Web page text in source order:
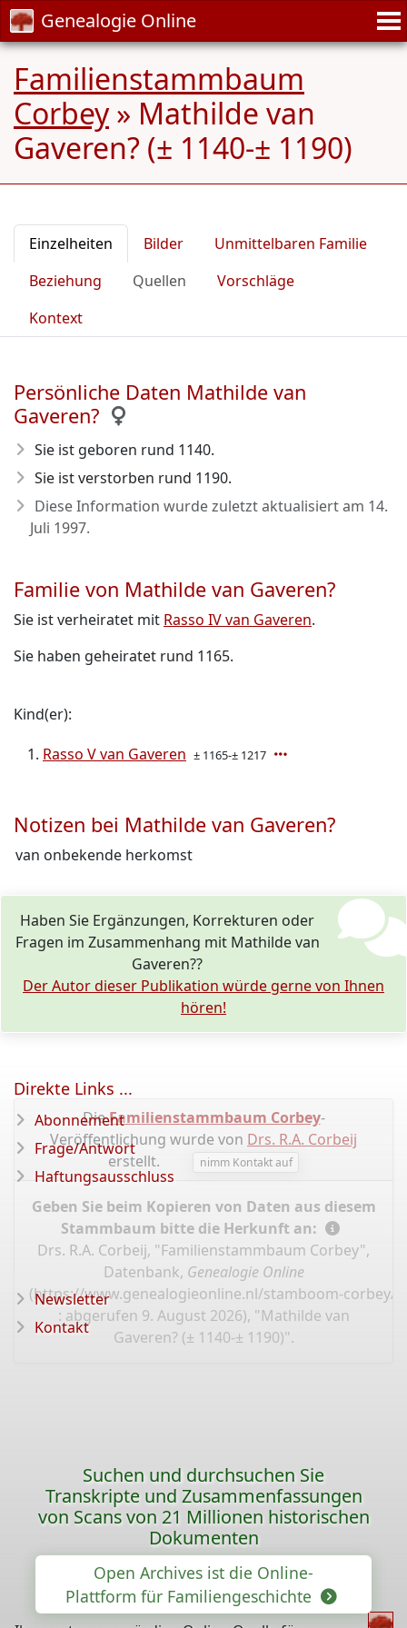
Genealogie Online
Familienstammbaum
Corbey» Mathilde van
Gaveren? (± 1140-± 1190)
Einzelheiten Bilder
Unmittelbaren Familie
Beziehung
Quellen
Vorschläge
Kontext
Persönliche Daten Mathilde van
Gaveren?
Sie ist geboren rund 1140.
Sie ist verstorben rund 1190.
Diese Information wurde zuletzt aktualisiert am 14.
Juli 1997.
Familie von Mathilde van Gaveren?
Sie ist verheiratet mit Rasso IV van Gaveren.
Sie haben geheiratet rund 1165.
Kind(er):
Rasso V van Gaveren ± 1165-± 1217
Notizen bei Mathilde van Gaveren?
van onbekende herkomst
Haben Sie Ergänzungen, Korrekturen oder
Fragen im Zusammenhang mit Mathilde van
Gaveren??
Der Autor dieser Publikation würde gerne von Ihnen
hören!
DieFamilienstammbaum Corbey-
Veröffentlichung wurde von Drs. R.A. Corbeij
erstellt.
nimm Kontakt auf
Geben Sie beim Kopieren von Daten aus diesem
Stammbaum bitte die Herkunft an:
Drs. R.A. Corbeij, "Familienstammbaum Corbey",
Datenbank, Genealogie Online
(https://www.genealogieonline.nl/stamboom-corbey/
: abgerufen 9. August 2026), "Mathilde van
Gaveren? (± 1140-± 1190)".
Direkte Links ...
Abonnement
Frage/Antwort
Haftungsausschluss
Newsletter
Kontakt
Suchen und durchsuchen Sie
Transkripte und Zusammenfassungen
von Scans von 21 Millionen historischen
Dokumenten
Open Archives ist die Online-
Plattform für Familiengeschichte